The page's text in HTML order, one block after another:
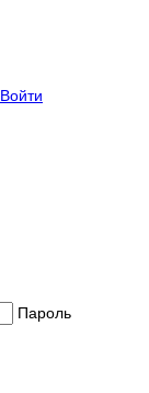
Войти
Пароль